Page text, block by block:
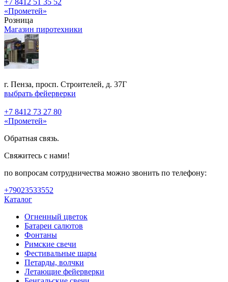
«Прометей»
Розница
Магазин пиротехники
г. Пенза, просп. Строителей, д. 37Г
выбрать фейерверки
+7 8412 73 27 80
«Прометей»
Обратная связь.
Свяжитесь с нами!
по вопросам сотрудничества можно звонить по телефону:
+79023533552
Каталог
Огненный цветок
Батареи салютов
Фонтаны
Римские свечи
Фестивальные шары
Петарды, волчки
Летающие фейерверки